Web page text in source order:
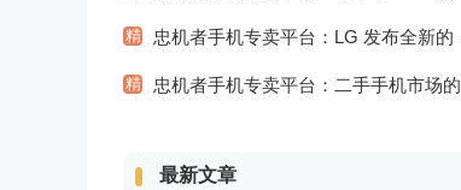
精 忠机者手机专卖平台：LG 发布全新的 LG V80 手机，支持 5G 网络
精 忠机者手机专卖平台：二手手机市场的品质认证和市场溯源
最新文章